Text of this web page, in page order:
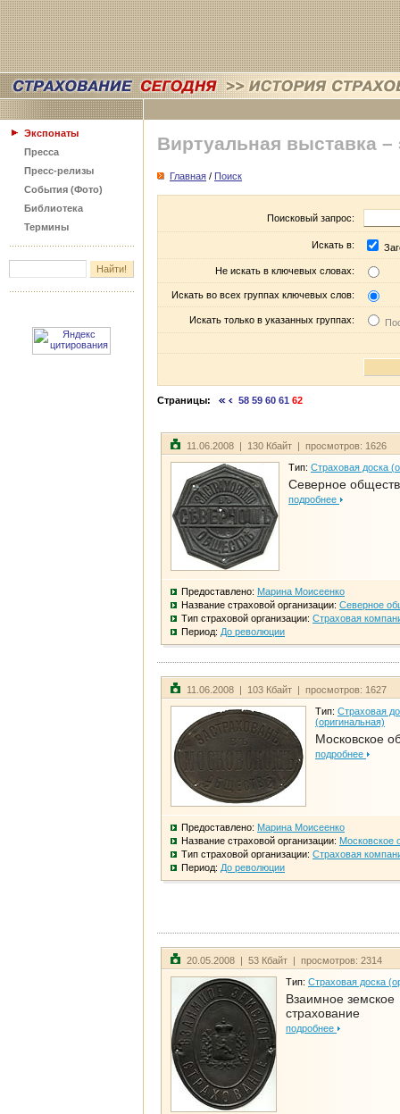
Экспонаты
Пресса
Пресс-релизы
События (Фото)
Библиотека
Термины
Виртуальная выставка –
Главная / Поиск
Поисковый запрос:
Искать в:
Не искать в ключевых словах:
Искать во всех группах ключевых слов:
Искать только в указанных группах:
Страницы: 58 59 60 61 62
11.06.2008 | 130 Кбайт | просмотров: 1626
Тип: Страховая доска
Северное
подробнее
Предоставлено: Марина Моисеенко
Название страховой организации: Северное
Тип страховой организации: Страховая
Период: До революции
11.06.2008 | 103 Кбайт | просмотров: 1627
Тип: Страховая
(оригинальная)
Московское
подробнее
Предоставлено: Марина Моисеенко
Название страховой организации: Московское
Тип страховой организации: Страховая
Период: До революции
20.05.2008 | 53 Кбайт | просмотров: 2314
Тип: Страховая доска
Взаимное земское
страхование
подробнее